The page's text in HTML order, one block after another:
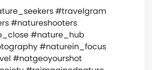
#travelgram
#natureshooters
#nature_hub
#naturein_focus
#natgeoyourshot